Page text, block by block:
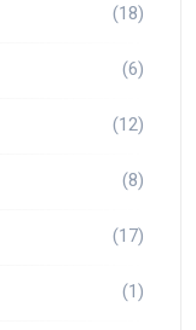
(18)
(6)
(12)
(8)
(17)
(1)